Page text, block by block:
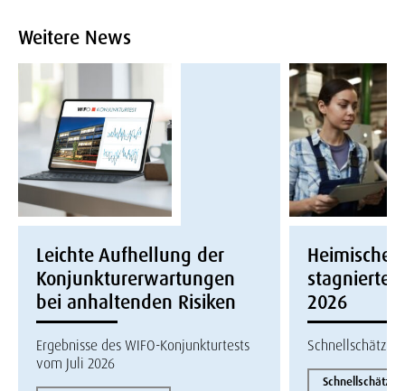
Weitere News
Leichte Aufhellung der
Konjunkturerwartungen
bei anhaltenden Risiken
Ergebnisse des WIFO-Konjunkturtests
vom Juli 2026
Heimische
stagnierte
2026